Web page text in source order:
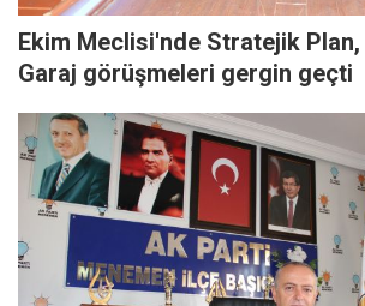
Ekim Meclisi'nde Stratejik
Garaj görüşmeleri gergin geçti